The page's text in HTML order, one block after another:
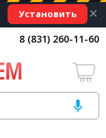
Установить ×
8 (831) 260-11-60